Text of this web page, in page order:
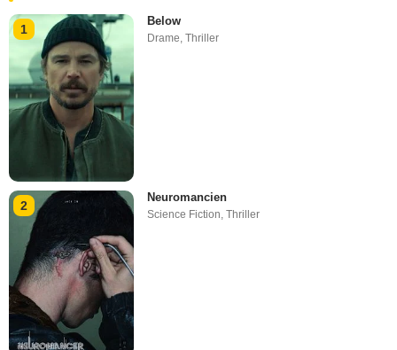
1
Below
Drame,Thriller
2
Neuromancien
Science Fiction ,Thriller